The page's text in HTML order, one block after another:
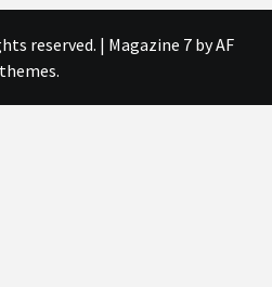
reserved. | Magazine 7by AF
themes.